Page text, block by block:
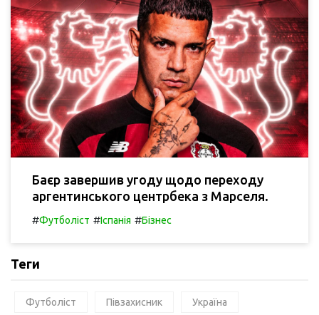
Баєр завершив угоду щодо переходу
аргентинського центрбека з Марселя.
#Футболіст #Іспанія #Бізнес
Теги
Футболіст Півзахисник Україна